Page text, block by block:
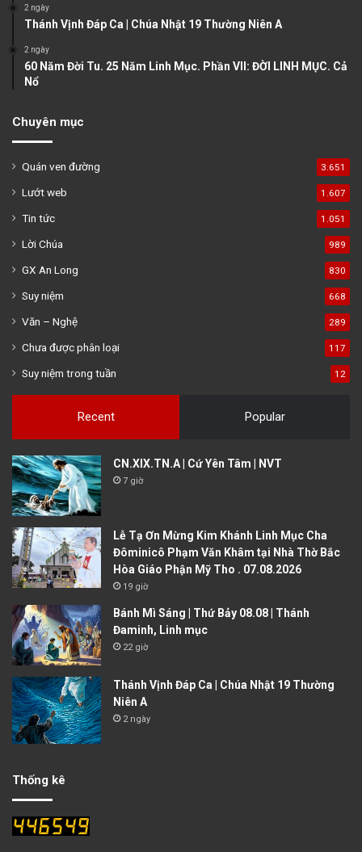
2 ngày
Thánh Vịnh Đáp Ca | Chúa Nhật 19 Thường Niên A
2 ngày
60 Năm Đời Tu. 25 Năm Linh Mục. Phần VII: ĐỜI LINH MỤC. Cả
Nổ
Chuyên mục
Quán ven đường 3.651
Lướt web 1.607
Tin tức 1.051
Lời Chúa 989
GX An Long 830
Suy niệm 668
Văn – Nghệ 289
Chưa được phân loại 117
Suy niệm trong tuần 12
Recent Popular
CN.XIX.TN.A | Cứ Yên Tâm | NVT
7 giờ
Lễ Tạ Ơn Mừng Kim Khánh Linh Mục Cha
Đôminicô Phạm Văn Khâm tại Nhà Thờ Bắc
Hòa Giáo Phận Mỹ Tho . 07.08.2026
19 giờ
Bánh Mì Sáng | Thứ Bảy 08.08 | Thánh
Đaminh, Linh mục
22 giờ
Thánh Vịnh Đáp Ca | Chúa Nhật 19 Thường
Niên A
2 ngày
Thống kê